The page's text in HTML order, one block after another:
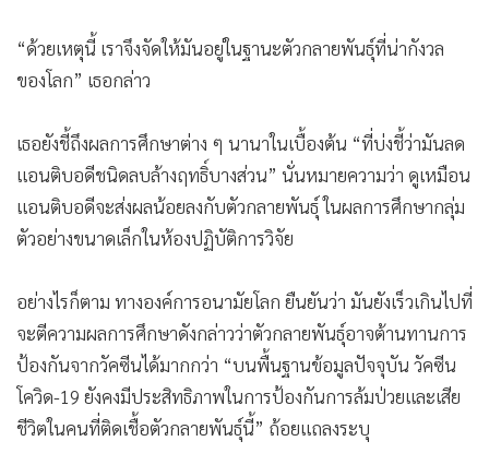
“ด้วยเหตุนี้ เราจึงจัดให้มันอยู่ในฐานะตัวกลายพันธุ์ที่น่ากังวล
ของโลก” เธอกล่าว
เธอยังชี้ถึงผลการศึกษาต่าง ๆ นานาในเบื้องต้น “ที่บ่งชี้ว่ามันลด
แอนติบอดีชนิดลบล้างฤทธิ์บางส่วน” นั่นหมายความว่า ดูเหมือน
แอนติบอดีจะส่งผลน้อยลงกับตัวกลายพันธุ์ ในผลการศึกษากลุ่ม
ตัวอย่างขนาดเล็กในห้องปฏิบัติการวิจัย
อย่างไรก็ตาม ทางองค์การอนามัยโลก ยืนยันว่า มันยังเร็วเกินไปที่
จะตีความผลการศึกษาดังกล่าวว่าตัวกลายพันธุ์อาจต้านทานการ
ป้องกันจากวัคซีนได้มากกว่า “บนพื้นฐานข้อมูลปัจจุบัน วัคซีน
โควิด-19 ยังคงมีประสิทธิภาพในการป้องกันการล้มป่วยและเสีย
ชีวิตในคนที่ติดเชื้อตัวกลายพันธุ์นี้” ถ้อยแถลงระบุ